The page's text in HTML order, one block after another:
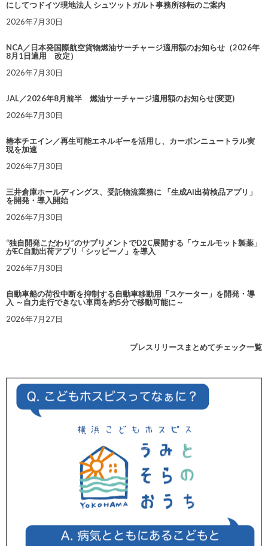
にしてつドイツ現地法人 シュツットガルト事務所移転のご案内
2026年7月30日
NCA／日本発国際航空貨物燃油サーチャージ適用額のお知らせ（2026年
8月1日適用 改定）
2026年7月30日
JAL／2026年8月前半 燃油サーチャージ適用額のお知らせ(変更)
2026年7月30日
椿本チエイン／再生可能エネルギーを活用し、カーボンニュートラル実
現を加速
2026年7月30日
三井倉庫ホールディングス、受託物流業務に 「生成AI出荷検品アプリ」
を開発・導入開始
2026年7月30日
“独自開発こだわり”のサプリメントでD2C展開する「ウェルモット製薬」
がEC自動出荷アプリ「シッピーノ」を導入
2026年7月30日
自動車船の荷役中断を抑制する自動車移動用「スケーター」を開発・導
入 ～自力走行できない車両を約5分で移動可能に～
2026年7月27日
プレスリリースまとめてチェック一覧